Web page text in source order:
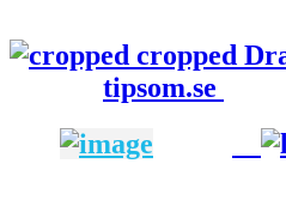
tipsom.se